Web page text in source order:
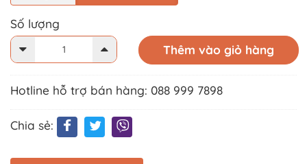
Số lượng
Thêm vào giỏ hàng
Hotline hỗ trợ bán hàng: 088 999 7898
Chia sẻ: